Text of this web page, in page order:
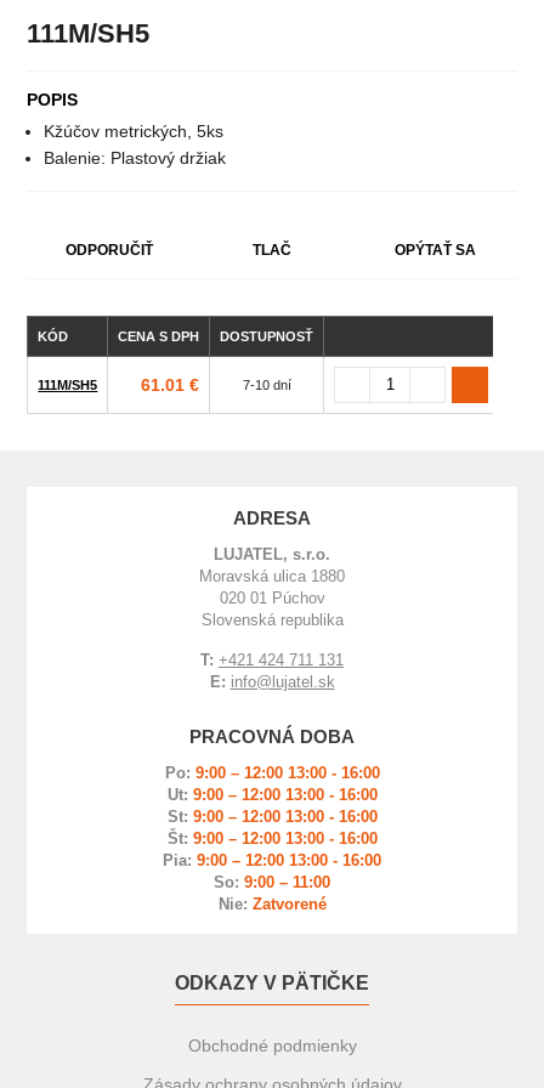
111M/SH5
POPIS
Kžúčov metrických, 5ks
Balenie: Plastový držiak
ODPORUČIŤ TLAČ OPÝTAŤ SA
KÓD CENA S DPH DOSTUPNOSŤ
111M/SH5 61.01 € 7-10 dní
ADRESA
LUJATEL, s.r.o.
Moravská ulica 1880
020 01 Púchov
Slovenská republika
T: +421 424 711 131
E: info@lujatel.sk
PRACOVNÁ DOBA
Po: 9:00 – 12:00 13:00 - 16:00
Ut: 9:00 – 12:00 13:00 - 16:00
St: 9:00 – 12:00 13:00 - 16:00
Št: 9:00 – 12:00 13:00 - 16:00
Pia: 9:00 – 12:00 13:00 - 16:00
So: 9:00 – 11:00
Nie: Zatvorené
ODKAZY V PÄTIČKE
Obchodné podmienky
Zásady ochrany osobných údajov